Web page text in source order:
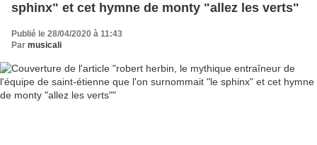
sphinx" et cet hymne de monty "allez les verts"
Publié le 28/04/2020 à 11:43
Par musicali